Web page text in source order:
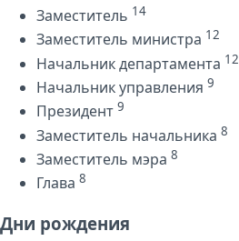
Заместитель 14
Заместитель министра 12
Начальник департамента 12
Начальник управления 9
Президент 9
Заместитель начальника 8
Заместитель мэра 8
Глава 8
Дни рождения